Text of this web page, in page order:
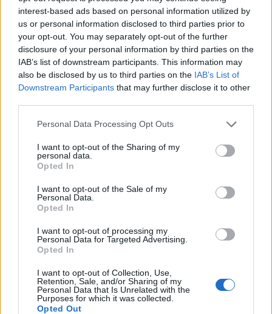
interest-based ads based on personal information utilized by
us or personal information disclosed to third parties prior to
your opt-out. You may separately opt-out of the further
disclosure of your personal information by third parties on the
IAB’s list of downstream participants. This information may
also be disclosed by us to third parties on the IAB’s List of
Downstream Participants that may further disclose it to other
Personal Data Processing Opt Outs
I want to opt-out of the Sharing of my
personal data.
Opted In
I want to opt-out of the Sale of my
Personal Data.
Opted In
I want to opt-out of processing my
Personal Data for Targeted Advertising.
Opted In
I want to opt-out of Collection, Use,
Retention, Sale, and/or Sharing of my
Personal Data that Is Unrelated with the
Purposes for which it was collected.
Opted Out